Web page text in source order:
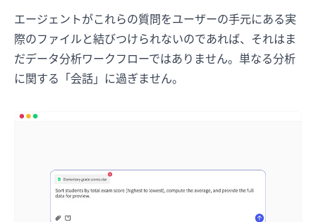
エージェントがこれらの質問をユーザーの手元にある実
際のファイルと結びつけられないのであれば、それはま
だデータ分析ワークフローではありません。単なる分析
に関する「会話」に過ぎません。